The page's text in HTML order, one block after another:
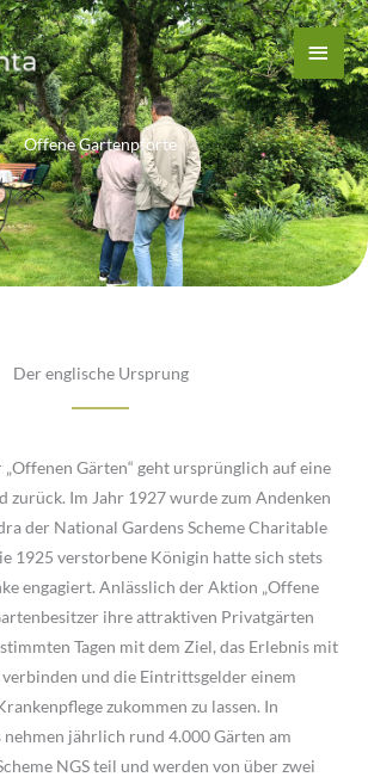
Offene Gartenpforte
Der englische Ursprung
„Offenen Gärten“ geht ursprünglich auf eine
zurück. Im Jahr 1927 wurde zum Andenken
der National Gardens Scheme Charitable
1925 verstorbene Königin hatte sich stets
engagiert. Anlässlich der Aktion „Offene
ihre attraktiven Privatgärten
Tagen mit dem Ziel, das Erlebnis mit
und die Eintrittsgelder einem
zukommen zu lassen. In
nehmen jährlich rund 4.000 Gärten am
NGS teil und werden von über zwei